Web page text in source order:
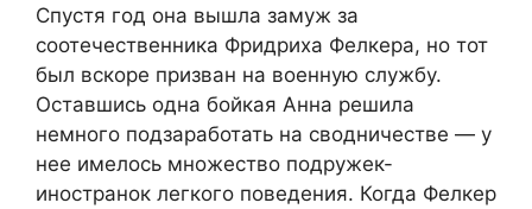
Спустя год она вышла замуж за
соотечественника Фридриха Фелкера, но тот
был вскоре призван на военную службу.
Оставшись одна бойкая Анна решила
немного подзаработать на сводничестве — у
нее имелось множество подружек-
иностранок легкого поведения. Когда Фелкер